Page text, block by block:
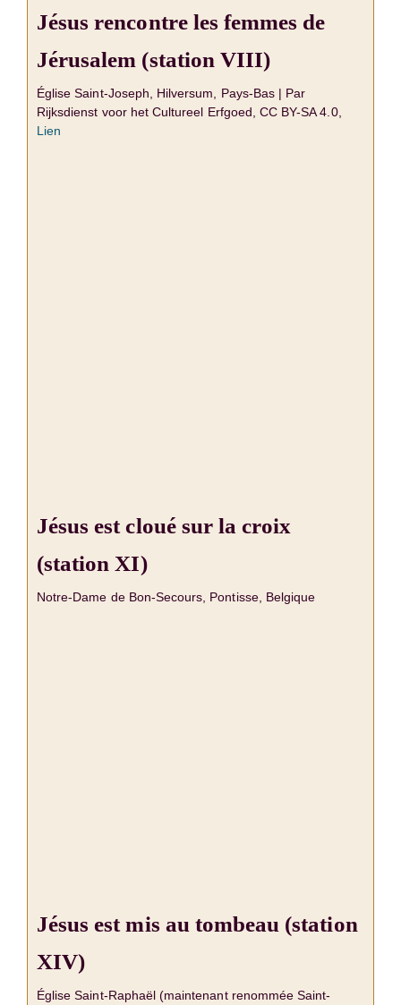
Jésus rencontre les femmes de
Jérusalem (station VIII)
Église Saint-Joseph, Hilversum, Pays-Bas | Par
Rijksdienst voor het Cultureel Erfgoed, CC BY-SA 4.0,
Lien
Jésus est cloué sur la croix
(station XI)
Notre-Dame de Bon-Secours, Pontisse, Belgique
Jésus est mis au tombeau (station
XIV)
Église Saint-Raphaël (maintenant renommée Saint-